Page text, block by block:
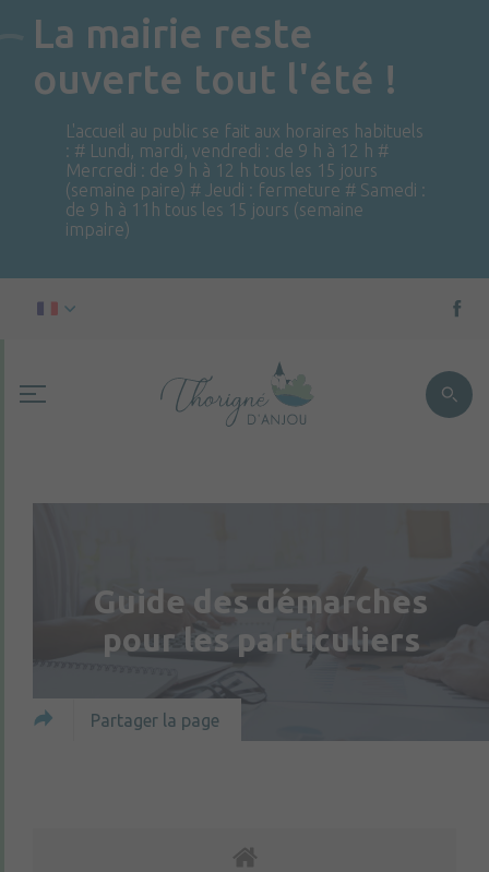
La mairie reste
ouverte tout l'été !
L'accueil au public se fait aux horaires habituels
: # Lundi, mardi, vendredi : de 9 h à 12 h #
Mercredi : de 9 h à 12 h tous les 15 jours
(semaine paire) # Jeudi : fermeture # Samedi :
de 9 h à 11h tous les 15 jours (semaine
impaire)
Guide des démarches
pour les particuliers
Partager la page